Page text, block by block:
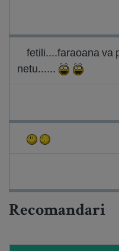
fetili....faraoana va
netu......
Recomandari